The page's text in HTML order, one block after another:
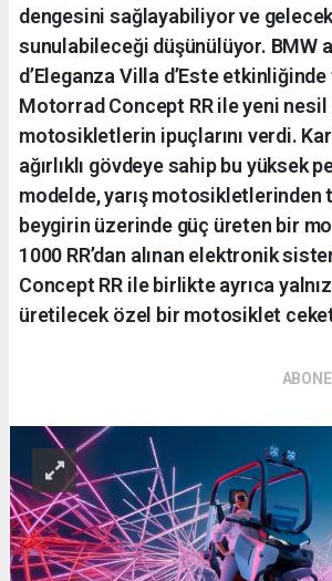
dengesini sağlayabiliyor ve
sunulabileceği düşünülüyor. BMW
d’Eleganza Villa d’Este etkinliğinde
Motorrad Concept RR ile yeni nesil
motosikletlerin ipuçlarını verdi.
ağırlıklı gövdeye sahip bu yüksek
modelde, yarış motosikletlerinden
beygirin üzerinde güç üreten bir
1000 RR’dan alınan elektronik
Concept RR ile birlikte ayrıca
üretilecek özel bir motosiklet ceketi